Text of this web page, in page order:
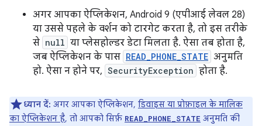
अगर आपका ऐप्लिकेशन, Android 9 (एपीआई लेवल 28)
या उससे पहले के वर्शन को टारगेट करता है, तो इस तरीके
से null या प्लेसहोल्डर डेटा मिलता है. ऐसा तब होता है,
जब ऐप्लिकेशन के पास READ_PHONE_STATE अनुमति
हो. ऐसा न होने पर, SecurityException होता है.
ध्यान दें: अगर आपका ऐप्लिकेशन, डिवाइस या प्रोफ़ाइल के मालिक
का ऐप्लिकेशन है, तो आपको सिर्फ़ READ_PHONE_STATE अनुमति की